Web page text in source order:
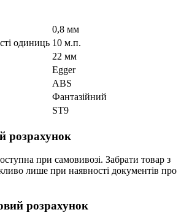
0,8 мм
одиниць 10 м.п.
22 мм
Egger
ABS
Фантазійний
ST9
розрахунок
при самовивозі. Забрати товар з
лише при наявності документів про
розрахунок